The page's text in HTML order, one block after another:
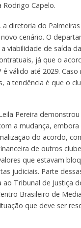
Rodrigo Capelo.
a diretoria do
cenário. O
viabilidade de saída
já que o
válido até 2029. Caso
a tendência é que o
Pereira demonstrou
a mudança, embora
do acordo,
de outros
que estavam
judiciais. Parte
ao Tribunal de Justiça
Brasileiro de
que deve ser